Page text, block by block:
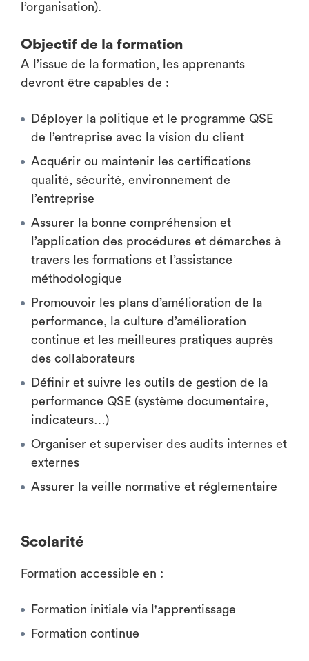
l’organisation).
Objectif de la formation
A l’issue de la formation, les apprenants
devront être capables de :
Déployer la politique et le programme QSE
de l’entreprise avec la vision du client
Acquérir ou maintenir les certifications
qualité, sécurité, environnement de
l’entreprise
Assurer la bonne compréhension et
l’application des procédures et démarches à
travers les formations et l’assistance
méthodologique
Promouvoir les plans d’amélioration de la
performance, la culture d’amélioration
continue et les meilleures pratiques auprès
des collaborateurs
Définir et suivre les outils de gestion de la
performance QSE (système documentaire,
indicateurs…)
Organiser et superviser des audits internes et
externes
Assurer la veille normative et réglementaire
Scolarité
Formation accessible en :
Formation initiale via l'apprentissage
Formation continue